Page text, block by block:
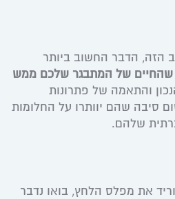
הזה, הדבר החשוב ביותר
שהחיים של המתבגר שלכם ממש
והתאמה של פתרונות
סיבה שהם יוותרו על החלומות
שלהם.
את מפלס הלחץ, בואו נדבר